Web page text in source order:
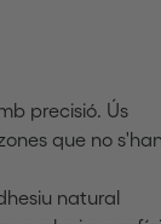
precisió. Ús
que no s'han
natural